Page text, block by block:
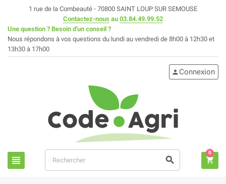
1 rue de la Combeauté - 70800 SAINT LOUP SUR SEMOUSE
Contactez-nous au 03.84.49.99.52
Une question ? Besoin d'un conseil ?
Nous répondons à vos questions du lundi au vendredi de 8h00 à 12h30 et
13h30 à 17h00
view_headline search
person Connexion
shopping_cart
0